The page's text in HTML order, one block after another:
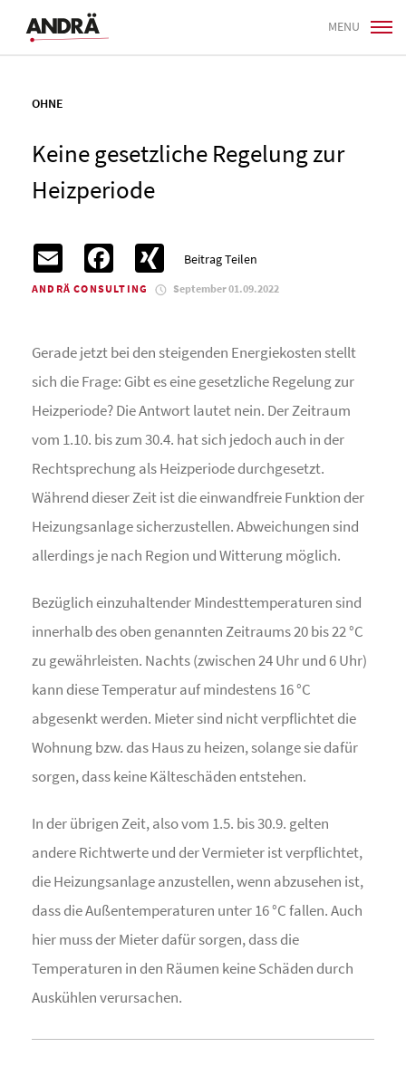
MENU
OHNE
Keine gesetzliche Regelung zur
Heizperiode
Beitrag Teilen
Email Facebook XING
ANDRÄ CONSULTING September 01.09.2022
Gerade jetzt bei den steigenden Energiekosten stellt
sich die Frage: Gibt es eine gesetzliche Regelung zur
Heizperiode? Die Antwort lautet nein. Der Zeitraum
vom 1.10. bis zum 30.4. hat sich jedoch auch in der
Rechtsprechung als Heizperiode durchgesetzt.
Während dieser Zeit ist die einwandfreie Funktion der
Heizungsanlage sicherzustellen. Abweichungen sind
allerdings je nach Region und Witterung möglich.
Bezüglich einzuhaltender Mindesttemperaturen sind
innerhalb des oben genannten Zeitraums 20 bis 22 °C
zu gewährleisten. Nachts (zwischen 24 Uhr und 6 Uhr)
kann diese Temperatur auf mindestens 16 °C
abgesenkt werden. Mieter sind nicht verpflichtet die
Wohnung bzw. das Haus zu heizen, solange sie dafür
sorgen, dass keine Kälteschäden entstehen.
In der übrigen Zeit, also vom 1.5. bis 30.9. gelten
andere Richtwerte und der Vermieter ist verpflichtet,
die Heizungsanlage anzustellen, wenn abzusehen ist,
dass die Außentemperaturen unter 16 °C fallen. Auch
hier muss der Mieter dafür sorgen, dass die
Temperaturen in den Räumen keine Schäden durch
Auskühlen verursachen.